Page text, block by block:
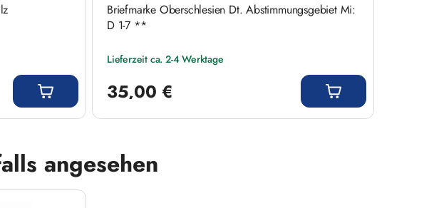
Briefmarke Oberschlesien Dt. Abstimmungsgebiet Mi:
D 1-7 **
Lieferzeit ca. 2-4 Werktage
35,00 €
angesehen